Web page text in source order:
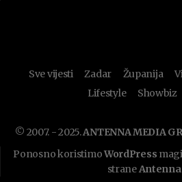
Sve vijesti Zadar Županija
Lifestyle
Showbiz
© 2007. - 2025.ANTENNA MEDIA
Ponosno koristimoWordPress
straneAntenna